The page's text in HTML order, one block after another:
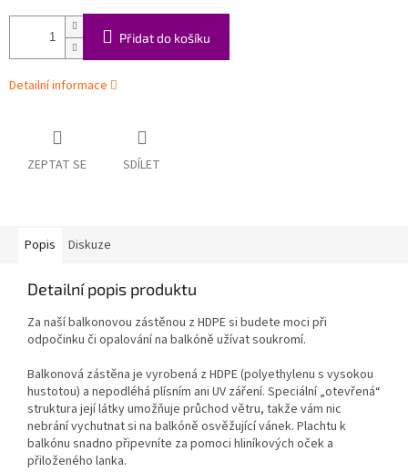
Přidat do košíku
Detailní informace
ZEPTAT SE SDÍLET
Popis Diskuze
Detailní popis produktu
Za naší balkonovou zástěnou z HDPE si budete moci při
odpočinku či opalování na balkóně užívat soukromí.
Balkonová zástěna je vyrobená z HDPE (polyethylenu s vysokou
hustotou) a nepodléhá plísním ani UV záření. Speciální „otevřená“
struktura její látky umožňuje průchod větru, takže vám nic
nebrání vychutnat si na balkóně osvěžující vánek. Plachtu k
balkónu snadno připevníte za pomoci hliníkových oček a
přiloženého lanka.